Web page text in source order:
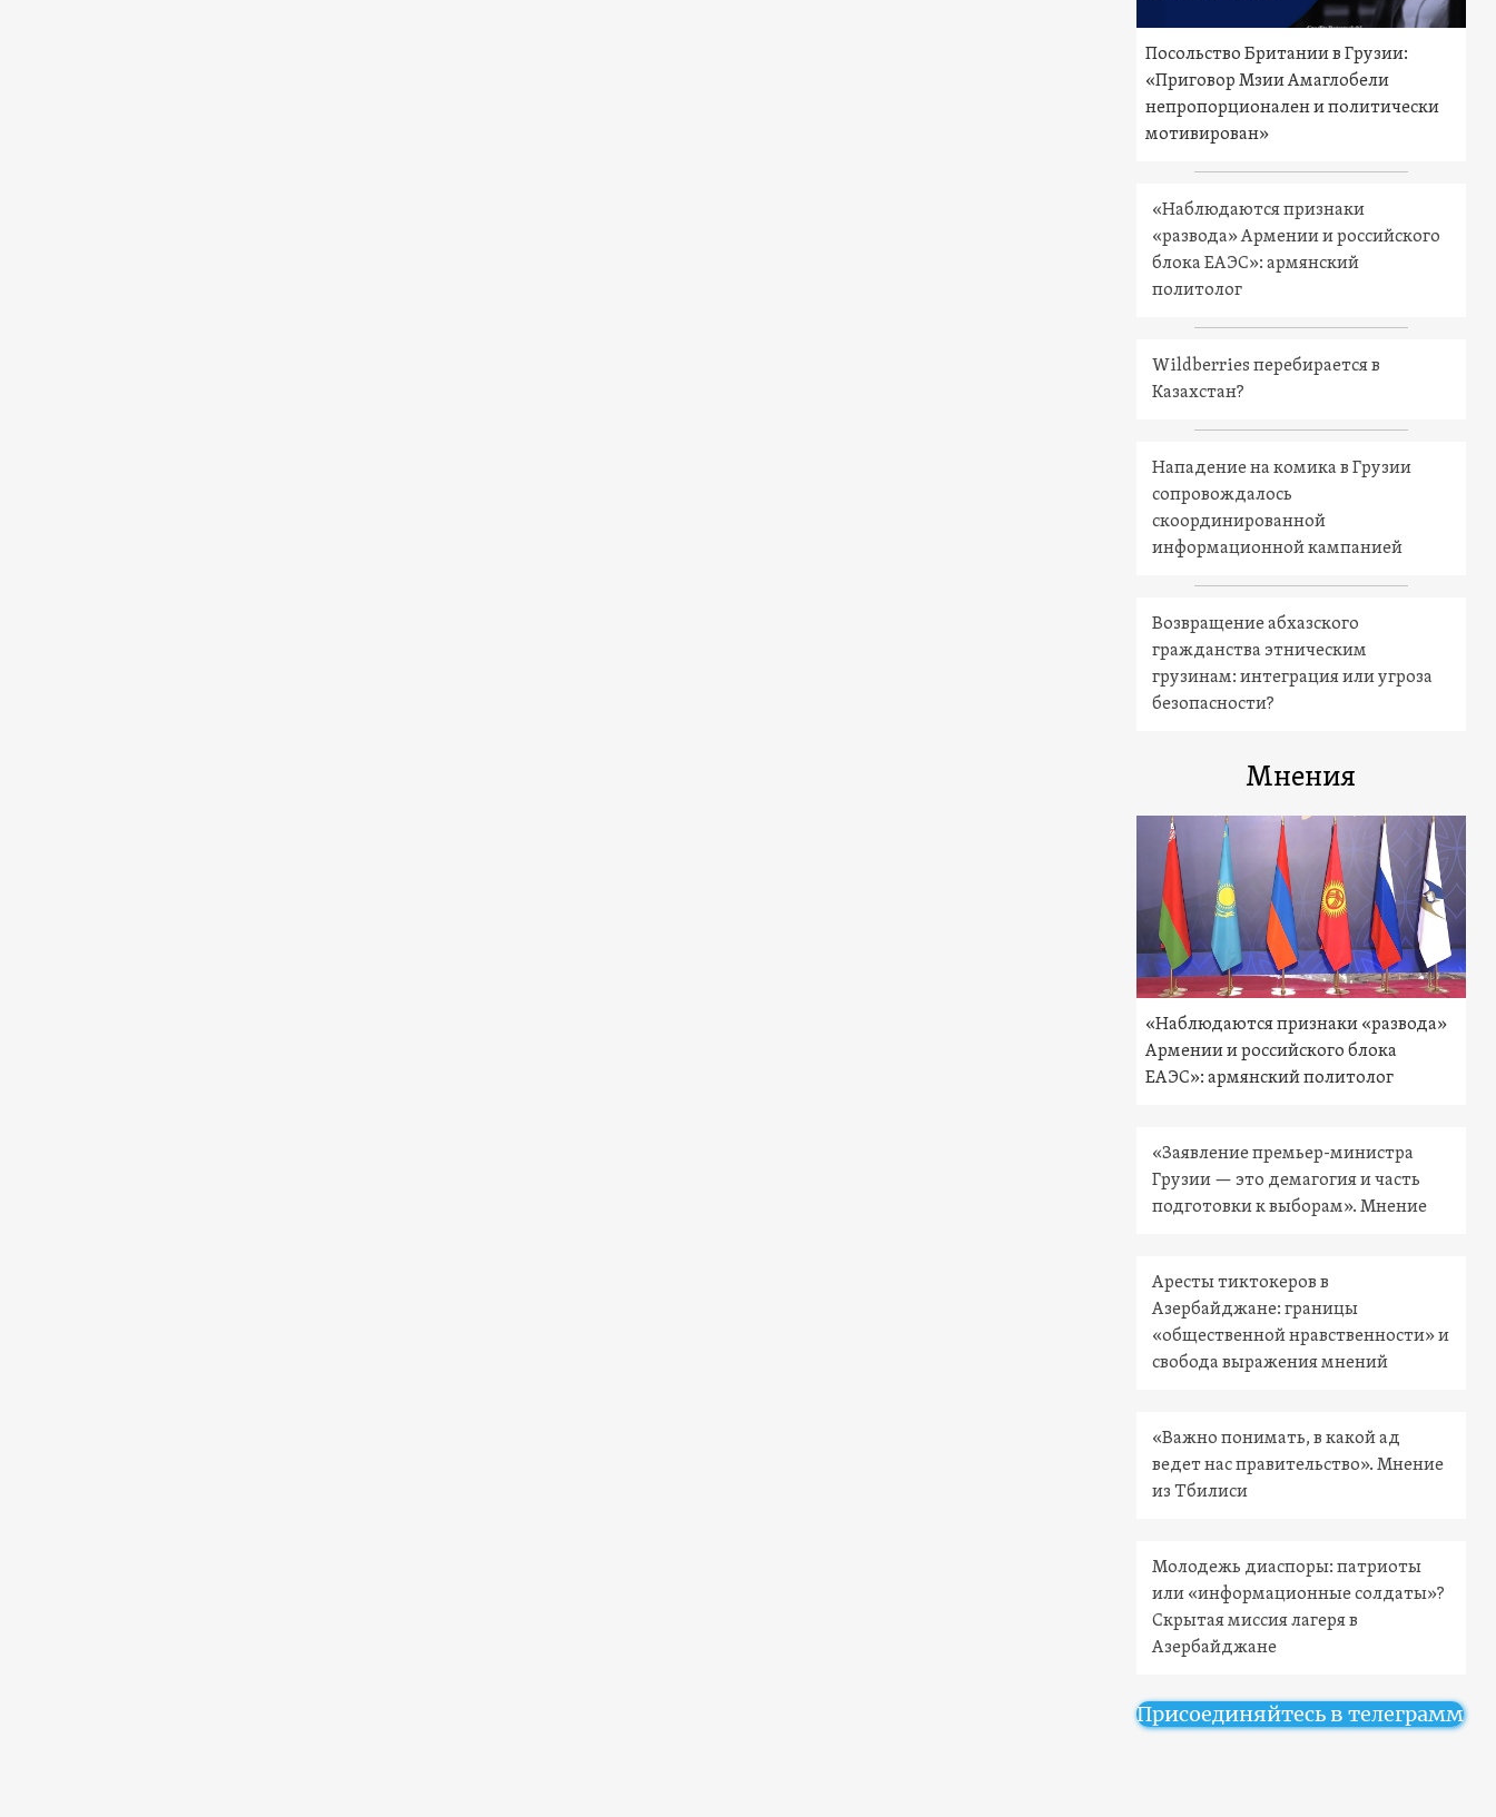
Посольство Британии в Грузии:
«Приговор Мзии Амаглобели
непропорционален и политически
мотивирован»
«Наблюдаются признаки
«развода» Армении и российского
блока ЕАЭС»: армянский
политолог
Wildberries перебирается в
Казахстан?
Нападение на комика в Грузии
сопровождалось
скоординированной
информационной кампанией
Возвращение абхазского
гражданства этническим
грузинам: интеграция или угроза
безопасности?
Мнения
«Наблюдаются признаки «развода»
Армении и российского блока
ЕАЭС»: армянский политолог
«Заявление премьер-министра
Грузии — это демагогия и часть
подготовки к выборам». Мнение
Аресты тиктокеров в
Азербайджане: границы
«общественной нравственности» и
свобода выражения мнений
«Важно понимать, в какой ад
ведет нас правительство». Мнение
из Тбилиси
Молодежь диаспоры: патриоты
или «информационные солдаты»?
Скрытая миссия лагеря в
Азербайджане
Присоединяйтесь в телеграмм